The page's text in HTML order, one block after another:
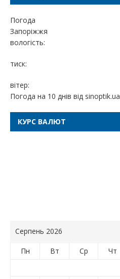
Погода
Запоріжжя
вологість:
тиск:
вітер:
Погода на 10 днів від sinoptik.ua
КУРС ВАЛЮТ
Серпень 2026
Пн Вт Ср Чт